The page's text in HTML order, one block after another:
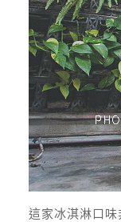
這家冰淇淋口味